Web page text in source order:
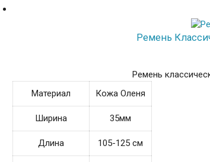
Ремень
Ремень
Материал
Кожа Оленя
Ширина 35мм
Длина 105-125 см